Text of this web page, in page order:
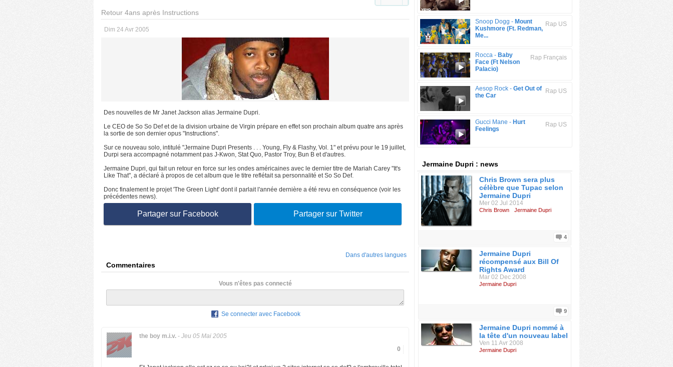
Retour 4ans après Instructions
Dim 24 Avr 2005
Des nouvelles de Mr Janet Jackson alias Jermaine Dupri.
Le CEO de So So Def et de la division urbaine de Virgin prépare en effet son prochain album quatre ans après
la sortie de son dernier opus "Instructions".
Sur ce nouveau solo, intitulé "Jermaine Dupri Presents . . . Young, Fly & Flashy, Vol. 1" et prévu pour le 19 juillet,
Durpi sera accompagné notamment pas J-Kwon, Stat Quo, Pastor Troy, Bun B et d'autres.
Jermaine Dupri, qui fait un retour en force sur les ondes américaines avec le dernier titre de Mariah Carey "It's
Like That", a déclaré à propos de cet album que le titre reflétait sa personnalité et So So Def.
Donc finalement le projet 'The Green Light' dont il parlait l'année dernière a été revu en conséquence (voir les
précédentes news).
Partager sur Facebook Partager sur Twitter
Dans d'autres langues
Commentaires
Vous n'êtes pas connecté
Se connecter avec Facebook
the boy m.i.v. - Jeu 05 Mai 2005
0
Rap US
Snoop Dogg - Mount
Kushmore (Ft. Redman,
Me...
Rap Français
Rocca - Baby
Face (Ft Nelson
Palacio)
Rap US
Aesop Rock - Get Out of
the Car
Rap US
Gucci Mane - Hurt
Feelings
Jermaine Dupri : news
Chris Brown sera plus
célèbre que Tupac selon
Jermaine Dupri
Mer 02 Jul 2014
Chris Brown Jermaine Dupri
4
Jermaine Dupri
récompensé aux Bill Of
Rights Award
Mar 02 Dec 2008
Jermaine Dupri
9
Jermaine Dupri nommé à
la tête d'un nouveau label
Ven 11 Avr 2008
Jermaine Dupri